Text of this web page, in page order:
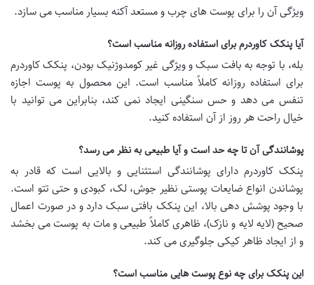
ویژگی آن را برای پوست های چرب و مستعد آکنه بسیار مناسب می سازد.
آیا پنکک کاوردرم برای استفاده روزانه مناسب است؟
بله، با توجه به بافت سبک و ویژگی غیر کومدوژنیک بودن، پنکک کاوردرم
برای استفاده روزانه کاملاً مناسب است. این محصول به پوست اجازه
تنفس می دهد و حس سنگینی ایجاد نمی کند، بنابراین می توانید با
خیال راحت هر روز از آن استفاده کنید.
پوشانندگی آن تا چه حد است و آیا طبیعی به نظر می رسد؟
پنکک کاوردرم دارای پوشانندگی استثنایی و بالایی است که قادر به
پوشاندن انواع ضایعات پوستی نظیر جوش، لک، کبودی و حتی تتو است.
با وجود پوشش دهی بالا، این پنکک بافتی سبک دارد و در صورت اعمال
صحیح (لایه لایه و نازک)، ظاهری کاملاً طبیعی و مات به پوست می بخشد
و از ایجاد ظاهر کیکی جلوگیری می کند.
این پنکک برای چه نوع پوست هایی مناسب است؟